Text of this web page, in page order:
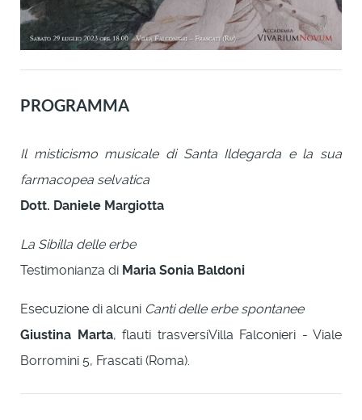
PROGRAMMA
Il misticismo musicale di Santa Ildegarda e la sua
farmacopea selvatica
Dott. Daniele Margiotta
La Sibilla delle erbe
Testimonianza di Maria Sonia Baldoni
Esecuzione di alcuni Canti delle erbe spontanee
Giustina Marta, flauti trasversiVilla Falconieri - Viale
Borromini 5, Frascati (Roma).